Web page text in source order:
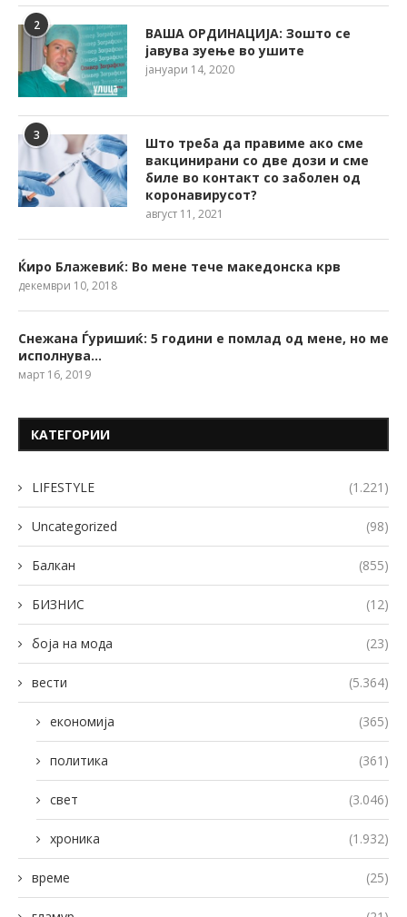
2
ВАША ОРДИНАЦИЈА: Зошто се
јавува зуење во ушите
јануари 14, 2020
3
Што треба да правиме ако сме
вакцинирани со две дози и сме
биле во контакт со заболен од
коронавирусот?
август 11, 2021
Ќиро Блажевиќ: Во мене тече македонска крв
декември 10, 2018
Снежана Ѓуришиќ: 5 години е помлад од мене, но ме
исполнува…
март 16, 2019
КАТЕГОРИИ
LIFESTYLE (1.221)
Uncategorized (98)
Балкан (855)
БИЗНИС (12)
боја на мода (23)
вести (5.364)
економија (365)
политика (361)
свет (3.046)
хроника (1.932)
време (25)